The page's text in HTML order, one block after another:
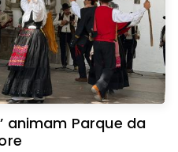
animam Parque da